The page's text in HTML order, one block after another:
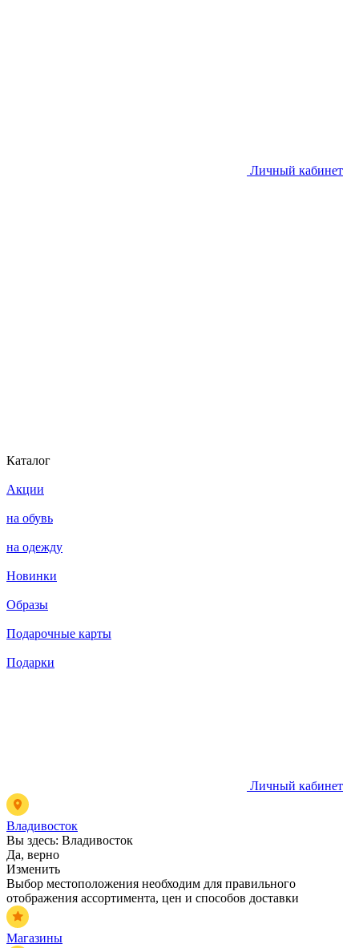
Личный кабинет
Каталог
Акции
на обувь
на одежду
Новинки
Образы
Подарочные карты
Подарки
Личный кабинет
Владивосток
Вы здесь: Владивосток
Да, верно
Изменить
Выбор местоположения необходим для правильного
отображения ассортимента, цен и способов доставки
Магазины